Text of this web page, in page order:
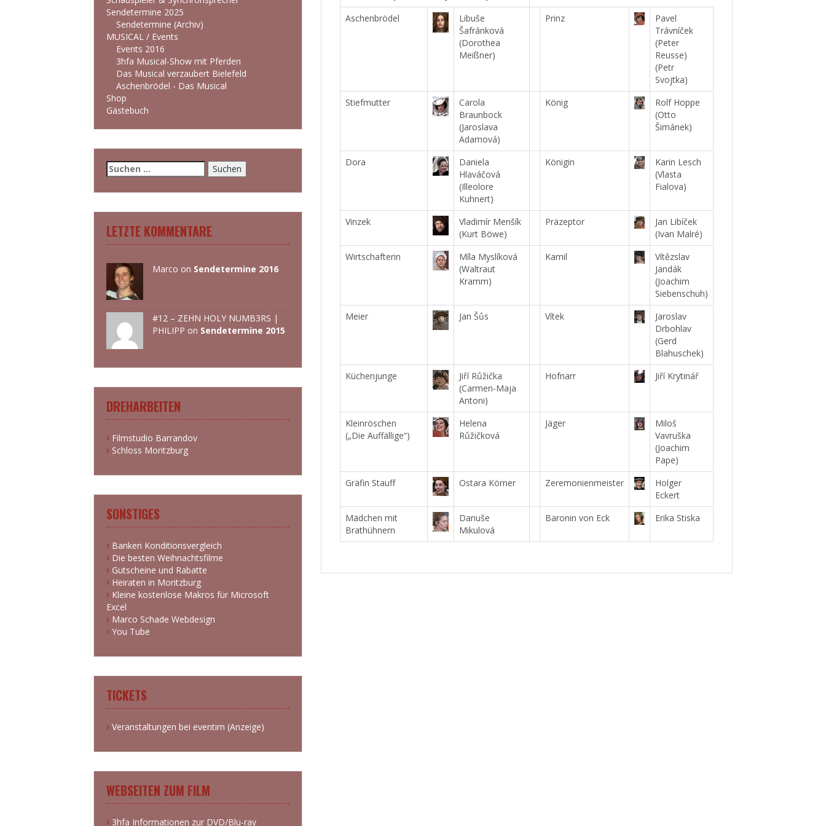
Aschenbrödel
Libuše
Šafránková
(Dorothea
Meißner)
Prinz
Pavel
Trávníček
(Peter
Reusse)
(Petr
Svojtka)
Stiefmutter
Carola
Braunbock
(Jaroslava
Adamová)
König
Rolf Hoppe
(Otto
Šimánek)
Dora
Daniela
Hlaváčová
(Illeolore
Kuhnert)
Königin
Karin Lesch
(Vlasta
Fialova)
Vinzek
Vladimír Menšík
(Kurt Böwe)
Präzeptor
Jan Libíček
(Ivan Malré)
Wirtschafterin
Míla Myslíková
(Waltraut
Kramm)
Kamil
Vítězslav
Jandák
(Joachim
Siebenschuh)
Meier
Jan Šůs Vítek
Jaroslav
Drbohlav
(Gerd
Blahuschek)
Küchenjunge
Jiří Růžička
(Carmen-Maja
Antoni)
Hofnarr Jiří Krytinář
Kleinröschen
(„Die Auffällige“)
Helena
Růžičková
Jäger
Miloš
Vavruška
(Joachim
Pape)
Gräfin Stauff
Ostara Körner Zeremonienmeister
Holger
Eckert
Mädchen mit
Brathühnern
Danuše
Mikulová
Baronin von Eck Erika Stiska
Sendetermine 2025
Sendetermine (Archiv)
MUSICAL / Events
Events 2016
3hfa Musical-Show mit Pferden
Das Musical verzaubert Bielefeld
Aschenbrödel - Das Musical
Shop
Gästebuch
Suchen
nach:
LETZTE KOMMENTARE
Marco on Sendetermine 2016
#12 – ZEHN HOLY NUMB3RS |
PHILIPP on Sendetermine 2015
DREHARBEITEN
Filmstudio Barrandov
Schloss Moritzburg
SONSTIGES
Banken Konditionsvergleich
Die besten Weihnachtsfilme
Gutscheine und Rabatte
Heiraten in Moritzburg
Kleine kostenlose Makros für Microsoft
Excel
Marco Schade Webdesign
You Tube
TICKETS
Veranstaltungen bei eventim (Anzeige)
WEBSEITEN ZUM FILM
3hfa Informationen zur DVD/Blu-ray